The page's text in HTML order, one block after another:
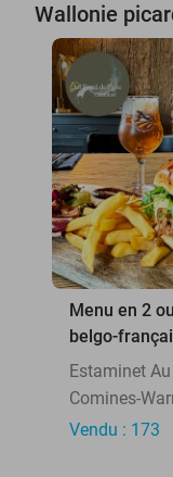
Wallonie
Menu en 2
belgo-
Estaminet
Comines-
Vendu : 173